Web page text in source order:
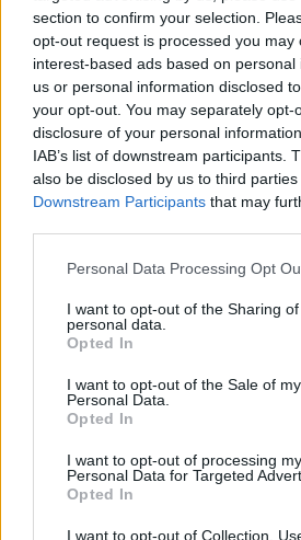
section to confirm your selection.
opt-out request is processed you may
interest-based ads based on
us or personal information disclosed
your opt-out. You may separately opt-
disclosure of your personal
IAB’s list of downstream participants.
also be disclosed by us to third
Downstream Participants that may
Personal Data Processing Opt
I want to opt-out of the Sharing
personal data.
Opted In
I want to opt-out of the Sale of my
Personal Data.
Opted In
I want to opt-out of processing my
Personal Data for Targeted
Opted In
I want to opt-out of Collection,
montée des coûts de
continuer à préserver son image
pragmatique et accessible.
Auto Pour
Navigation
l’article
Précédent